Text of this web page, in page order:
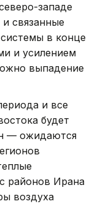
западе
связанные
в конце
и усилением
выпадение
и все
будет
— ожидаются
районов Ирана
воздуха